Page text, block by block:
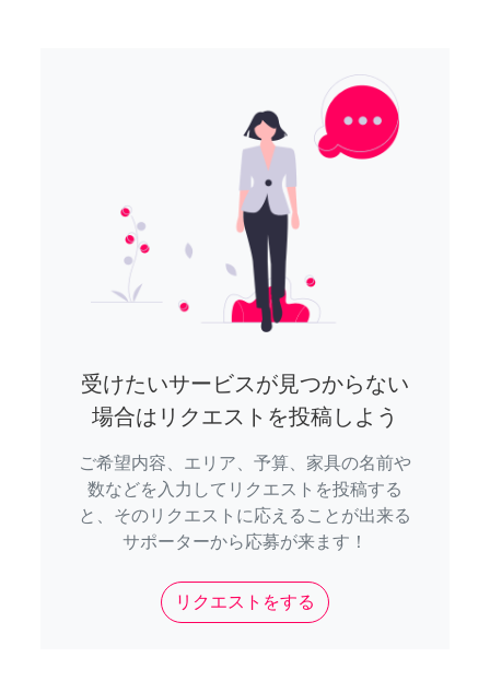
受けたいサービスが見つからない
場合はリクエストを投稿しよう
ご希望内容、エリア、予算、家具の名前や
数などを入力してリクエストを投稿する
と、そのリクエストに応えることが出来る
サポーターから応募が来ます！
リクエストをする